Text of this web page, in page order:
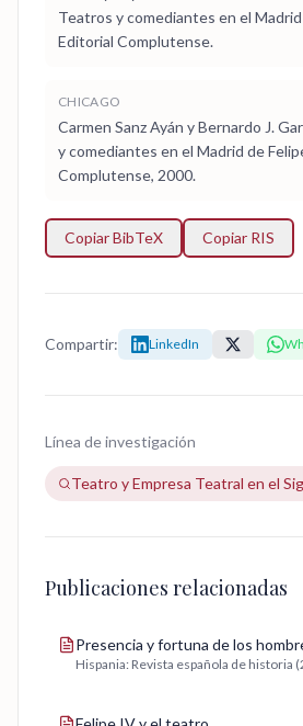
Teatros y comediantes en el
Editorial Complutense.
CHICAGO
Carmen Sanz Ayán y Bernardo J.
y comediantes en el Madrid de
Complutense, 2000.
Copiar BibTeX Copiar RIS
Compartir: LinkedIn
Línea de investigación
Teatro y Empresa Teatral en el
Publicaciones relacionadas
Presencia y fortuna de los
genoveses durante la crisis
Hispania: Revista española de historia